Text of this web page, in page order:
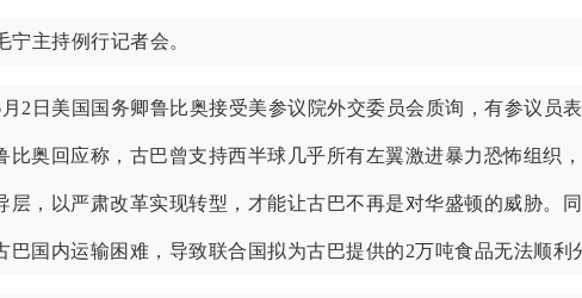
主持例行记者会。
2日美国国务卿鲁比奥接受美参议院外交委员会质询，有参议员
比奥回应称，古巴曾支持西半球几乎所有左翼激进暴力恐怖组织
层，以严肃改革实现转型，才能让古巴不再是对华盛顿的威胁。
巴国内运输困难，导致联合国拟为古巴提供的2万吨食品无法顺利